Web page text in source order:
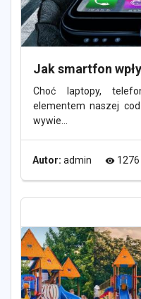
Jak smartfon
Choć laptopy,
elementem naszej
wywie...
Autor: admin visibility 1276